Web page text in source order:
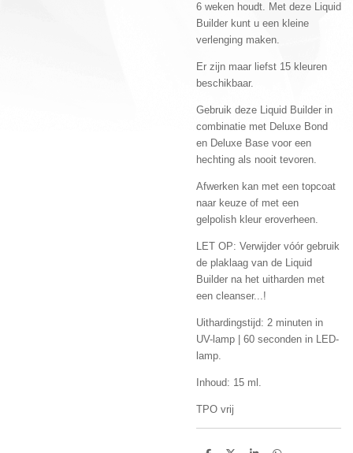
6 weken houdt. Met deze Liquid
Builder kunt u een kleine
verlenging maken.
Er zijn maar liefst 15 kleuren
beschikbaar.
Gebruik deze Liquid Builder in
combinatie met Deluxe Bond
en Deluxe Base voor een
hechting als nooit tevoren.
Afwerken kan met een topcoat
naar keuze of met een
gelpolish kleur eroverheen.
LET OP: Verwijder vóór gebruik
de plaklaag van de Liquid
Builder na het uitharden met
een cleanser...!
Uithardingstijd: 2 minuten in
UV-lamp | 60 seconden in LED-
lamp.
Inhoud: 15 ml.
TPO vrij